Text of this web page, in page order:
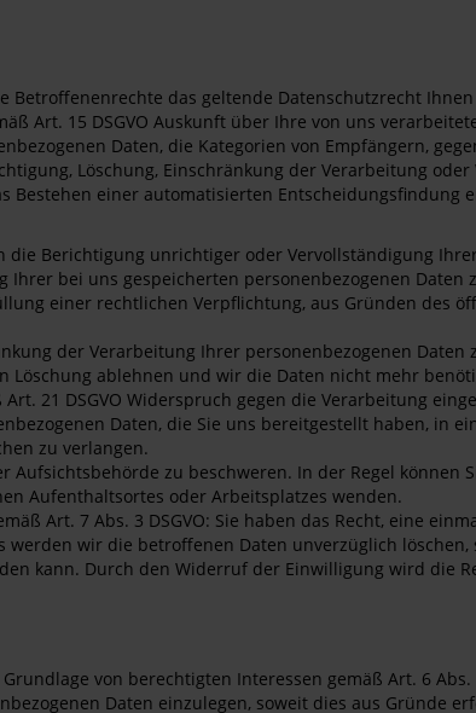
Betroffenenrechte das geltende Datenschutzrecht
Art. 15 DSGVO Auskunft über Ihre von uns
Daten, die Kategorien von Empfängern,
Löschung, Einschränkung der Verarbeitung
Bestehen einer automatisierten
die Berichtigung unrichtiger oder Vervollständigung
Ihrer bei uns gespeicherten personenbezogenen
einer rechtlichen Verpflichtung, aus Gründen des
der Verarbeitung Ihrer personenbezogenen
Löschung ablehnen und wir die Daten nicht mehr
21 DSGVO Widerspruch gegen die Verarbeitung
Daten, die Sie uns bereitgestellt haben,
zu verlangen.
Aufsichtsbehörde zu beschweren. In der Regel
Aufenthaltsortes oder Arbeitsplatzes wenden.
Art. 7 Abs. 3 DSGVO: Sie haben das Recht, eine
wir die betroffenen Daten unverzüglich
kann. Durch den Widerruf der Einwilligung wird die
von berechtigten Interessen gemäß Art. 6
Daten einzulegen, soweit dies aus Gründe